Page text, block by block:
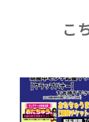
こ